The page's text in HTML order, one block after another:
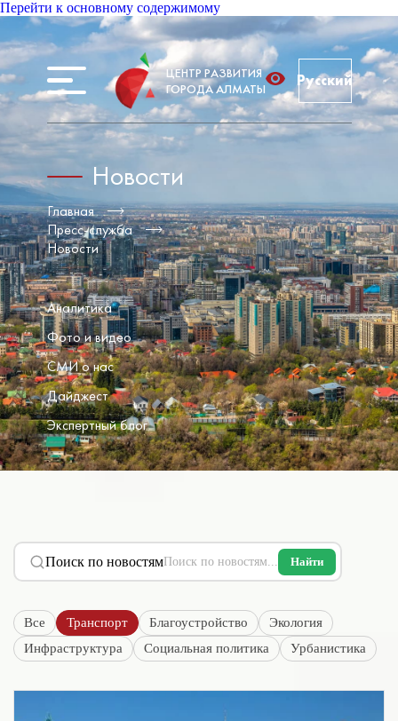
Перейти к основному содержимому
ЦЕНТР РАЗВИТИЯ
ГОРОДА АЛМАТЫ
Русский
Новости
Главная
Пресс-служба
Новости
Аналитика
Фото и видео
СМИ о нас
Дайджест
Экспертный блог
Поиск по новостям Найти
Все Транспорт Благоустройство
Экология
Инфраструктура
Социальная политика Урбанистика